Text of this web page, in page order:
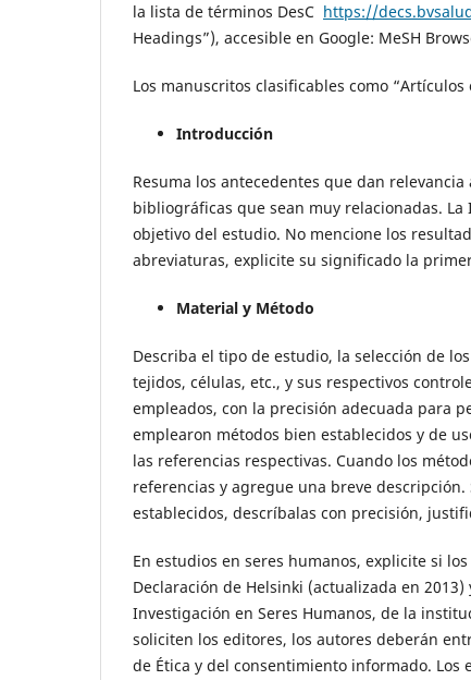
la lista de términos DesC https://
Headings”), accesible en Google: MeSH
Los manuscritos clasificables como
Introducción
Resuma los antecedentes que dan
bibliográficas que sean muy relacionadas.
objetivo del estudio. No mencione los
abreviaturas, explicite su significado la
Material y Método
Describa el tipo de estudio, la selección de
tejidos, células, etc., y sus respectivos
empleados, con la precisión adecuada para
emplearon métodos bien establecidos y de
las referencias respectivas. Cuando los
referencias y agregue una breve
establecidos, descríbalas con precisión,
En estudios en seres humanos, explicite si
Declaración de Helsinki (actualizada en
Investigación en Seres Humanos, de la
soliciten los editores, los autores deberán
de Ética y del consentimiento informado.